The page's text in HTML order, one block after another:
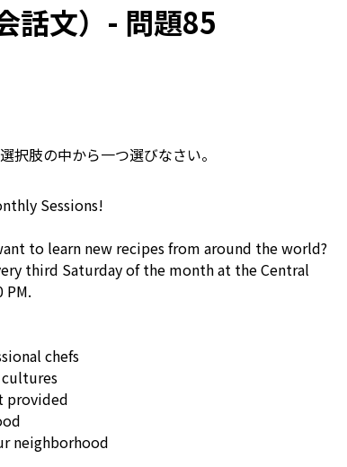
話文）- 問題85
択肢の中から一つ選びなさい。
Sessions!
to learn new recipes from around the world?
third Saturday of the month at the Central
PM.
chefs
provided
neighborhood